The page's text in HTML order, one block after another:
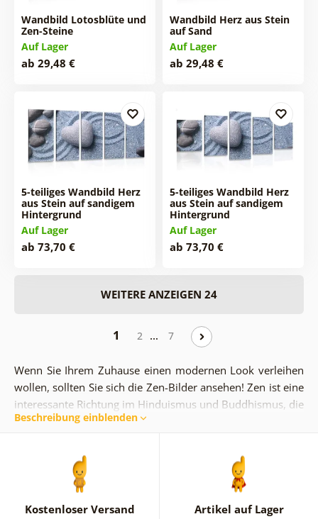
Wandbild Lotosblüte und
Zen-Steine
Auf Lager
ab 29,48 €
Wandbild Herz aus Stein
auf Sand
Auf Lager
ab 29,48 €
5-teiliges Wandbild Herz
aus Stein auf sandigem
Hintergrund
Auf Lager
ab 73,70 €
5-teiliges Wandbild Herz
aus Stein auf sandigem
Hintergrund
Auf Lager
ab 73,70 €
WEITERE ANZEIGEN 24
1 2 … 7
Wenn Sie Ihrem Zuhause einen modernen Look verleihen
wollen, sollten Sie sich die Zen-Bilder ansehen! Zen ist eine
interessante Richtung im Hinduismus und Buddhismus, die
auf Meditation abzielt. Zen-Bilder bringen eine friedliche
Ihre Seele, Ihren Körper und Ihren Geist erfreuen. In
unserem Angebot finden Sie interessante und
hauptsächlich arrangierte Kompositionen von Gemälden
mit Zen-Motiven. Zen-Bilder werden mit Blumen wie zum
Beschreibung einblenden
Kostenloser Versand Artikel auf Lager